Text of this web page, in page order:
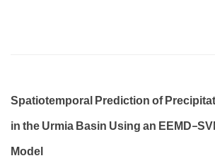
Spatiotemporal Prediction of
in the Urmia Basin Using an EEMD-
Model